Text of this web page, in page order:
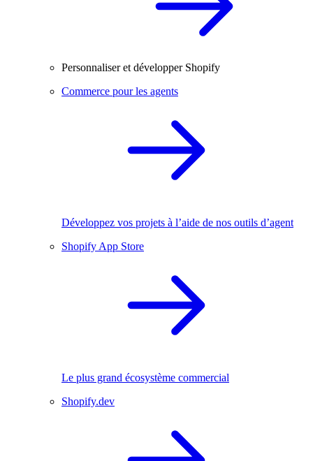
Personnaliser et développer Shopify
Commerce pour les agents
Développez vos projets à l’aide de nos outils d’agent
Shopify App Store
Le plus grand écosystème commercial
Shopify.dev